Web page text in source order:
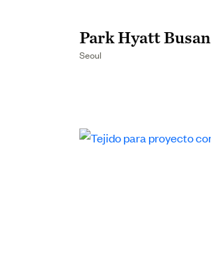
Park Hyatt Busan
Seoul